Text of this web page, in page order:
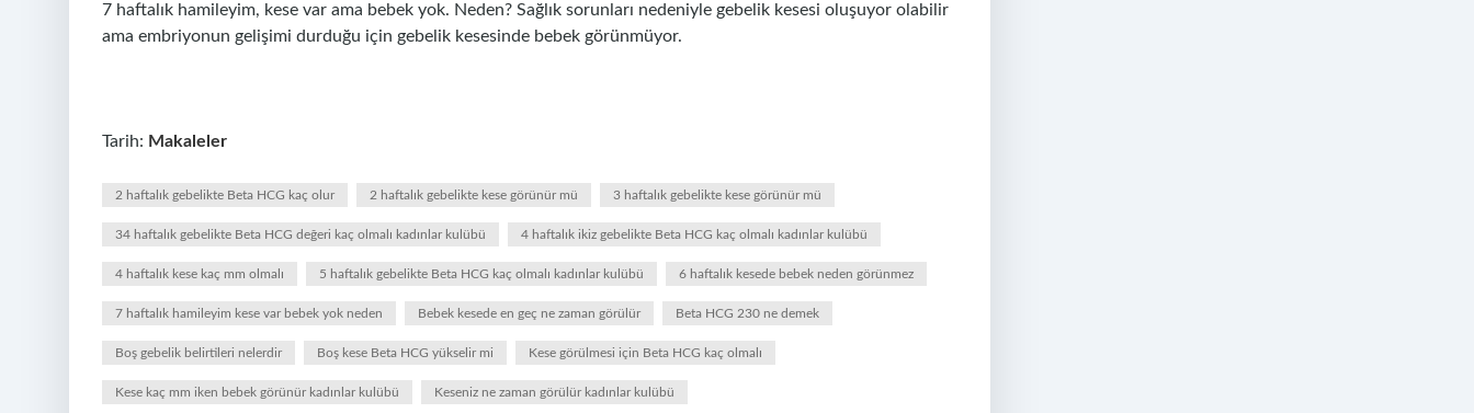
7 haftalık hamileyim, kese var ama bebek yok. Neden? Sağlık sorunları nedeniyle gebelik kesesi oluşuyor olabilir
ama embriyonun gelişimi durduğu için gebelik kesesinde bebek görünmüyor.
Tarih: Makaleler
2 haftalık gebelikte Beta HCG kaç olur 2 haftalık gebelikte kese görünür mü 3 haftalık gebelikte kese görünür mü
34 haftalık gebelikte Beta HCG değeri kaç olmalı kadınlar kulübü 4 haftalık ikiz gebelikte Beta HCG kaç olmalı kadınlar kulübü
4 haftalık kese kaç mm olmalı 5 haftalık gebelikte Beta HCG kaç olmalı kadınlar kulübü 6 haftalık kesede bebek neden görünmez
7 haftalık hamileyim kese var bebek yok neden Bebek kesede en geç ne zaman görülür Beta HCG 230 ne demek
Boş gebelik belirtileri nelerdir Boş kese Beta HCG yükselir mi Kese görülmesi için Beta HCG kaç olmalı
Kese kaç mm iken bebek görünür kadınlar kulübü Keseniz ne zaman görülür kadınlar kulübü